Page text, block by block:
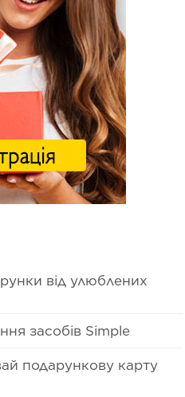
від улюблених
засобів Simple
подарункову карту